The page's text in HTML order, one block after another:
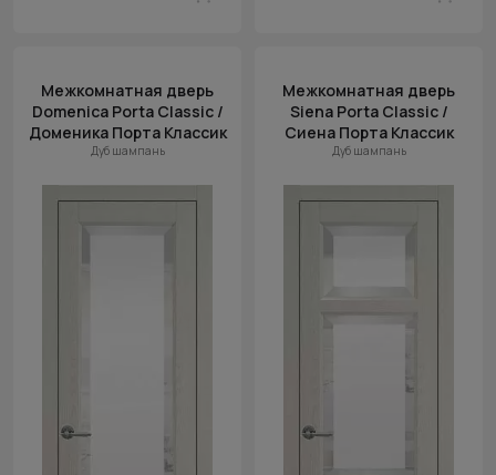
Межкомнатная дверь
Domenica Porta Classic /
Доменика Порта Классик
Дуб шампань
Межкомнатная дверь
Siena Porta Classic /
Сиена Порта Классик
Дуб шампань